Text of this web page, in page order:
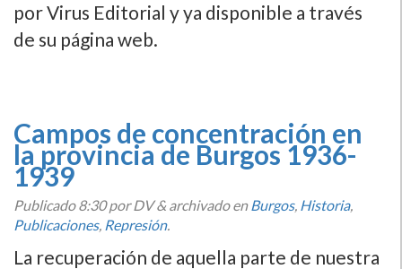
por Virus Editorial y ya disponible a través
de su página web.
Campos de concentración en
la provincia de Burgos 1936-
1939
Publicado8:30por DV&archivado enBurgos, Historia,
Publicaciones, Represión.
La recuperación de aquella parte de nuestra